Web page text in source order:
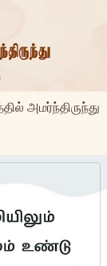
அமர்ந்திருந்து